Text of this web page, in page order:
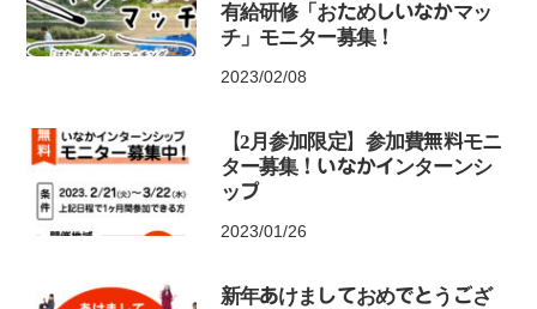
有給研修「おためしいなかマッ
チ」モニター募集！
2023/02/08
【2月参加限定】参加費無料モニ
ター募集！いなかインターンシ
ップ
2023/01/26
新年あけましておめでとうござ